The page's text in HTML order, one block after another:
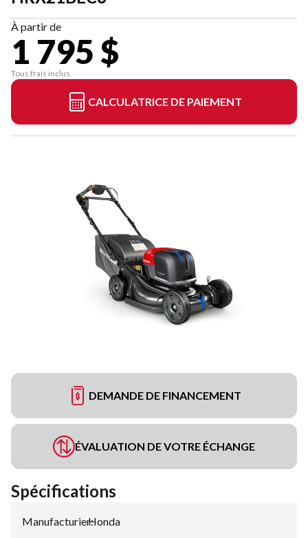
À partir de
1 795 $
Tous frais inclus
CALCULATRICE DE PAIEMENT
DEMANDE DE FINANCEMENT
ÉVALUATION DE VOTRE ÉCHANGE
Spécifications
Manufacturier:
Honda